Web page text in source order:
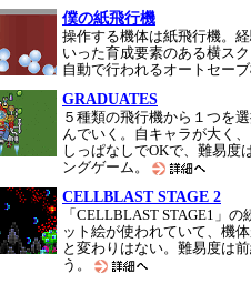
僕の紙飛行機
操作する機体は紙飛行機。
いった育成要素のある横ス
自動で行われるオートセー
GRADUATES
５種類の飛行機から１つを
んでいく。自キャラが大く
しっぱなしでOKで、難易度
ングゲーム。
CELLBLAST STAGE 2
「CELLBLAST STAGE1」
ット絵が使われていて、機
と変わりはない。難易度は
う。